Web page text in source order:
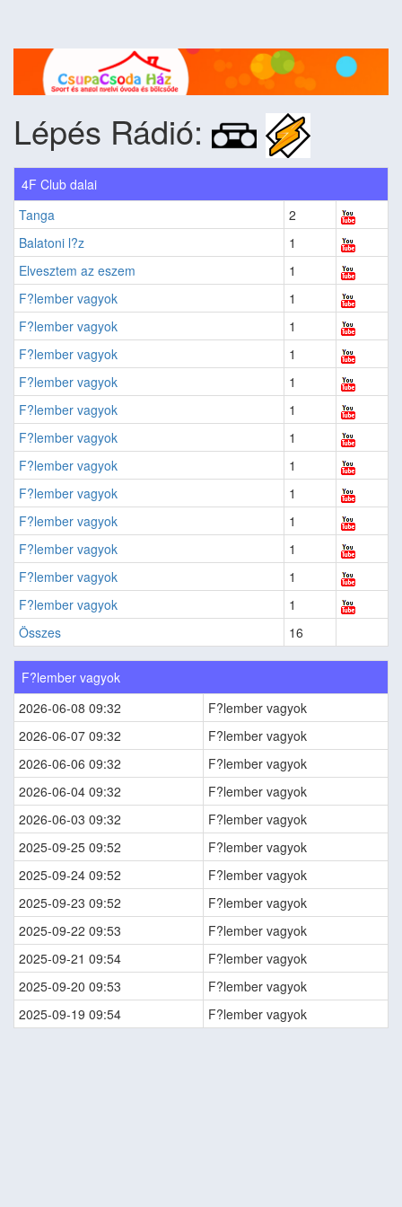
Lépés Rádió:
4F Club dalai
Tanga
2
Balatoni l?z
1
Elvesztem az eszem
1
F?lember vagyok
1
F?lember vagyok
1
F?lember vagyok
1
F?lember vagyok
1
F?lember vagyok
1
F?lember vagyok
1
F?lember vagyok
1
F?lember vagyok
1
F?lember vagyok
1
F?lember vagyok
1
F?lember vagyok
1
F?lember vagyok
1
Összes
16
F?lember vagyok
2026-06-08 09:32
F?lember vagyok
2026-06-07 09:32
F?lember vagyok
2026-06-06 09:32
F?lember vagyok
2026-06-04 09:32
F?lember vagyok
2026-06-03 09:32
F?lember vagyok
2025-09-25 09:52
F?lember vagyok
2025-09-24 09:52
F?lember vagyok
2025-09-23 09:52
F?lember vagyok
2025-09-22 09:53
F?lember vagyok
2025-09-21 09:54
F?lember vagyok
2025-09-20 09:53
F?lember vagyok
2025-09-19 09:54
F?lember vagyok